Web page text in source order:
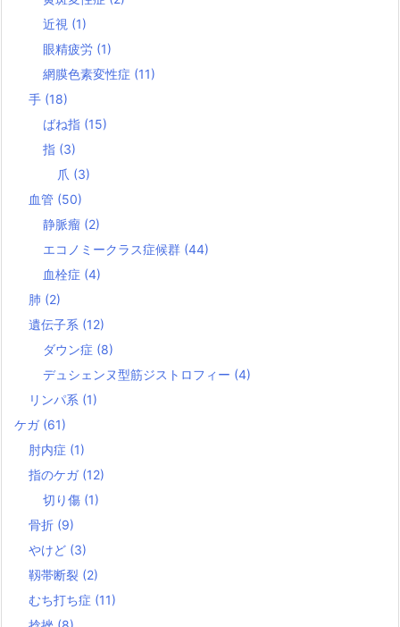
近視 (1)
眼精疲労 (1)
網膜色素変性症 (11)
手 (18)
ばね指 (15)
指 (3)
爪 (3)
血管 (50)
静脈瘤 (2)
エコノミークラス症候群 (44)
血栓症 (4)
肺 (2)
遺伝子系 (12)
ダウン症 (8)
デュシェンヌ型筋ジストロフィー (4)
リンパ系 (1)
ケガ (61)
肘内症 (1)
指のケガ (12)
切り傷 (1)
骨折 (9)
やけど (3)
靱帯断裂 (2)
むち打ち症 (11)